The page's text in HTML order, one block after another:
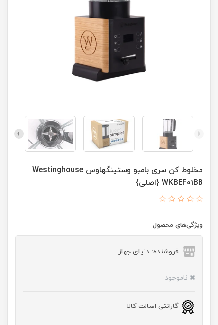
مخلوط کن سری بامبو وستینگهاوس Westinghouse
WKBEF01BB {اصلی}
ویژگی‌های محصول
فروشنده: دنیای جهاز
ناموجود
گارانتی اصالت کالا